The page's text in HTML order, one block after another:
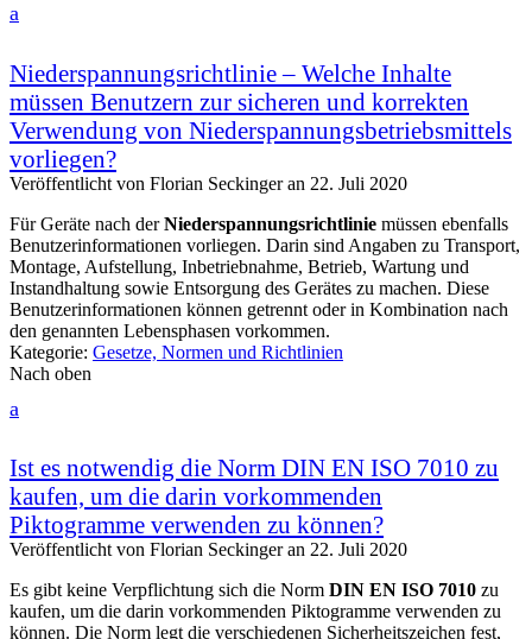
a
Niederspannungsrichtlinie – Welche Inhalte
müssen Benutzern zur sicheren und korrekten
Verwendung von Niederspannungsbetriebsmittels
vorliegen?
Veröffentlicht von Florian Seckingeran 22. Juli 2020
Für Geräte nach derNiederspannungsrichtlinie müssen ebenfalls
Benutzerinformationen vorliegen. Darin sind Angaben zu Transport,
Montage, Aufstellung, Inbetriebnahme, Betrieb, Wartung und
Instandhaltung sowie Entsorgung des Gerätes zu machen. Diese
Benutzerinformationen können getrennt oder in Kombination nach
den genannten Lebensphasen vorkommen.
Kategorie: Gesetze, Normen und Richtlinien
Nach oben
a
Ist es notwendig die Norm DIN EN ISO 7010 zu
kaufen, um die darin vorkommenden
Piktogramme verwenden zu können?
Veröffentlicht von Florian Seckingeran 22. Juli 2020
Es gibt keine Verpflichtung sich die Norm DIN EN ISO 7010 zu
kaufen, um die darin vorkommenden Piktogramme verwenden zu
können. Die Norm legt die verschiedenen Sicherheitszeichen fest,